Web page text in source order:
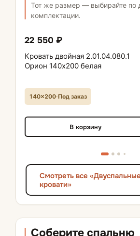
Тот же размер — выбирайте по
комплектации.
22 550 ₽
Кровать двойная 2.01.04.080.1
Орион 140х200 белая
140×200·Под заказ
В корзину
Смотреть все «Двуспальные
кровати»
Соберите спальню